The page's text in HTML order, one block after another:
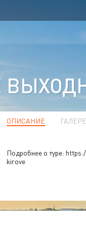
ОПИСАНИЕ
Подробнее о туре:
kirove